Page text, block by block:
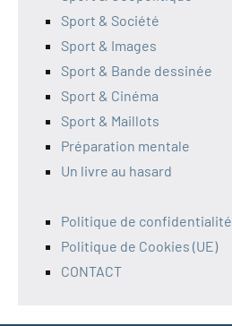
Sport & Société
Sport & Images
Sport & Bande dessinée
Sport & Cinéma
Sport & Maillots
Préparation mentale
Un livre au hasard
Politique de confidentialité
Politique de Cookies (UE)
CONTACT